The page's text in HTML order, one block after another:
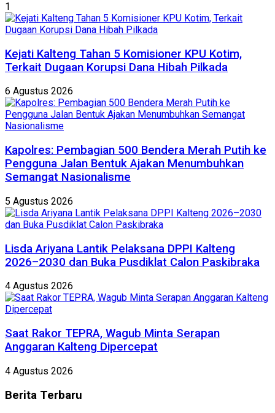
1
Kejati Kalteng Tahan 5 Komisioner KPU Kotim,
Terkait Dugaan Korupsi Dana Hibah Pilkada
6 Agustus 2026
Kapolres: Pembagian 500 Bendera Merah Putih ke
Pengguna Jalan Bentuk Ajakan Menumbuhkan
Semangat Nasionalisme
5 Agustus 2026
Lisda Ariyana Lantik Pelaksana DPPI Kalteng
2026–2030 dan Buka Pusdiklat Calon Paskibraka
4 Agustus 2026
Saat Rakor TEPRA, Wagub Minta Serapan
Anggaran Kalteng Dipercepat
4 Agustus 2026
Berita Terbaru